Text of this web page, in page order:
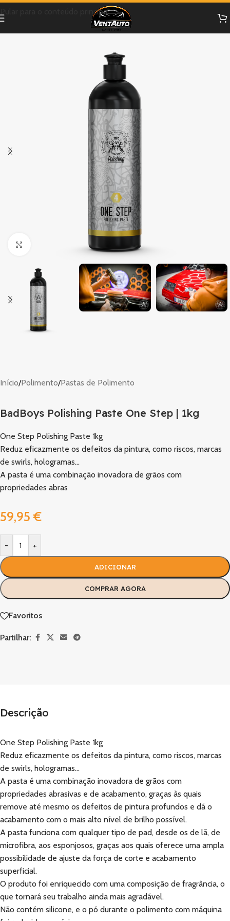
Pular para o conteúdo principal
Clique para ampliar
Início/Polimento/Pastas de Polimento
BadBoys Polishing Paste One Step | 1kg
One Step Polishing Paste 1kg
Reduz eficazmente os defeitos da pintura, como riscos, marcas
de swirls, hologramas…
A pasta é uma combinação inovadora de grãos com
propriedades abras
59,95 €
- +
ADICIONAR
COMPRAR AGORA
Favoritos
Partilhar:
Descrição
One Step Polishing Paste 1kg
Reduz eficazmente os defeitos da pintura, como riscos, marcas
de swirls, hologramas…
A pasta é uma combinação inovadora de grãos com
propriedades abrasivas e de acabamento, graças às quais
remove até mesmo os defeitos de pintura profundos e dá o
acabamento com o mais alto nível de brilho possível.
A pasta funciona com qualquer tipo de pad, desde os de lã, de
microfibra, aos esponjosos, graças aos quais oferece uma ampla
possibilidade de ajuste da força de corte e acabamento
superficial.
O produto foi enriquecido com uma composição de fragrância, o
que tornará seu trabalho ainda mais agradável.
Não contém silicone, e o pó durante o polimento com máquina